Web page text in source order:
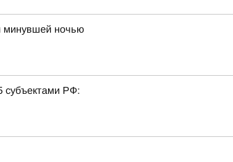
минувшей ночью
субъектами РФ: